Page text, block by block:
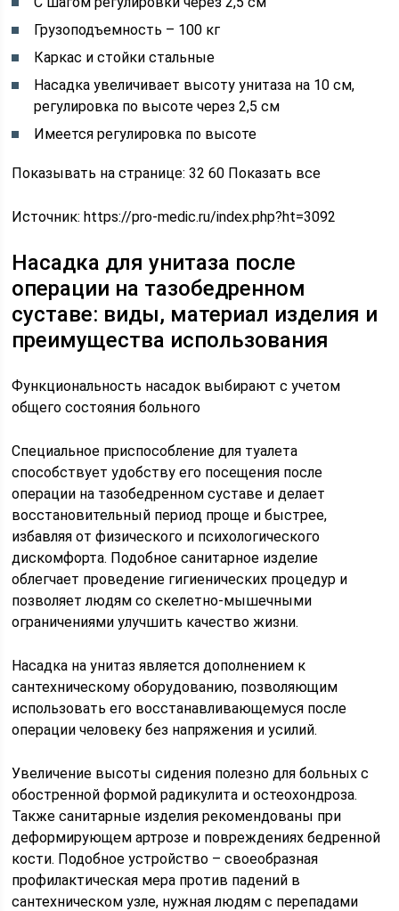
Грузоподъемность – 100 кг
Каркас и стойки стальные
Насадка увеличивает высоту унитаза на 10 см,
регулировка по высоте через 2,5 см
Имеется регулировка по высоте
Показывать на странице: 32 60 Показать все
Источник:https://pro-medic.ru/index.php?ht=3092
Насадка для унитаза после
операции на тазобедренном
суставе: виды, материал изделия и
преимущества использования
Функциональность насадок выбирают с учетом
общего состояния больного
Специальное приспособление для туалета
способствует удобству его посещения после
операции на тазобедренном суставе и делает
восстановительный период проще и быстрее,
избавляя от физического и психологического
дискомфорта. Подобное санитарное изделие
облегчает проведение гигиенических процедур и
позволяет людям со скелетно-мышечными
ограничениями улучшить качество жизни.
Насадка на унитаз является дополнением к
сантехническому оборудованию, позволяющим
использовать его восстанавливающемуся после
операции человеку без напряжения и усилий.
Увеличение высоты сидения полезно для больных с
обостренной формой радикулита и остеохондроза.
Также санитарные изделия рекомендованы при
деформирующем артрозе и повреждениях бедренной
кости. Подобное устройство – своеобразная
профилактическая мера против падений в
сантехническом узле, нужная людям с перепадами